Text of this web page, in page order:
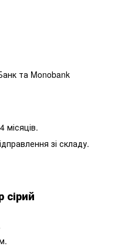
та Monobank
місяців.
зі складу.
сірий